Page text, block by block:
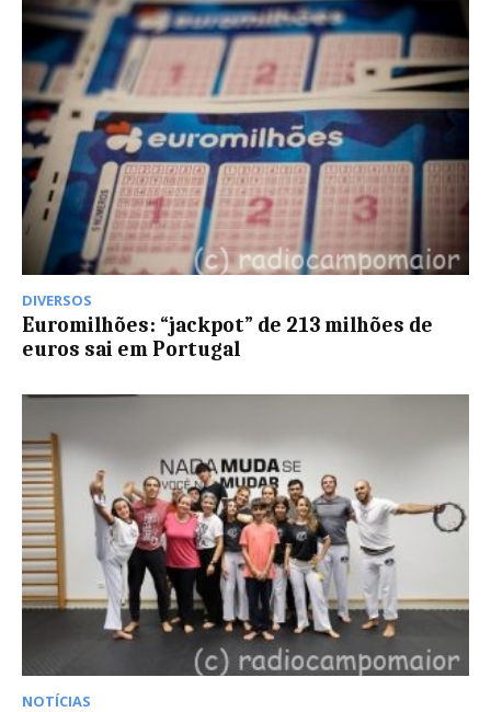
DIVERSOS
Euromilhões: “jackpot” de 213 milhões de
euros sai em Portugal
NOTÍCIAS